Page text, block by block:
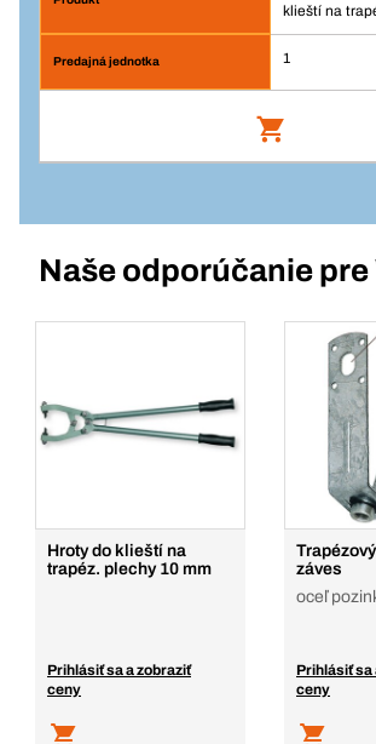
klieští na
1
plechy
Množstvo
Pridať do košíka
Naše odporúčanie pre
Hroty do klieští na
trapéz. plechy 10 mm
Prihlásiť sa a zobraziť
ceny
záves
oceľ
Prihlásiť sa
ceny